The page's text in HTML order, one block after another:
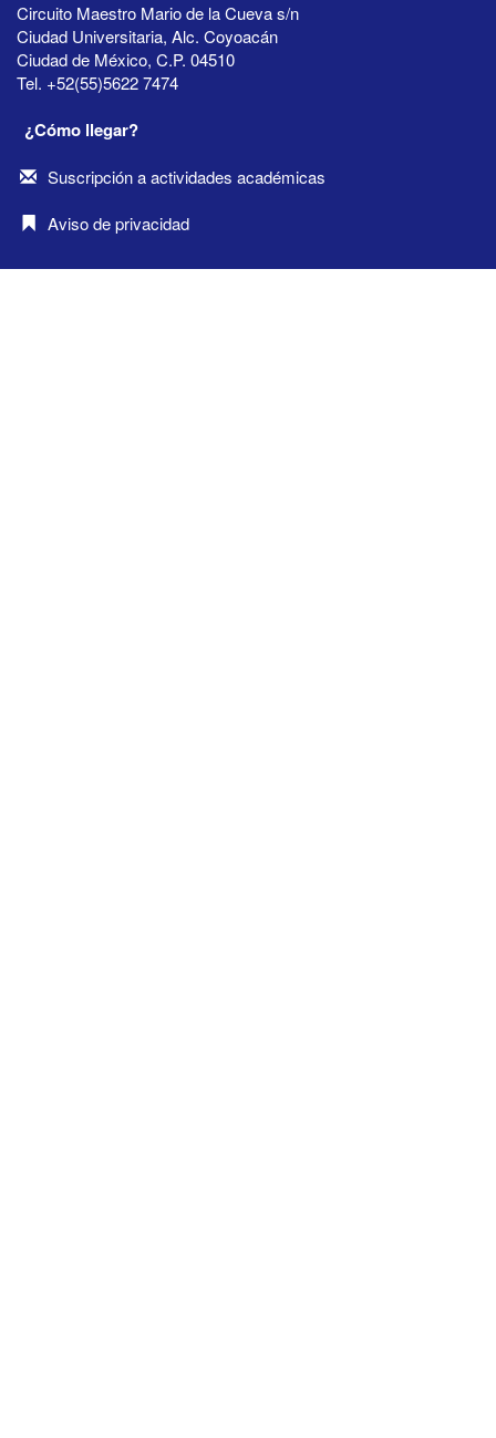
Circuito Maestro Mario de la Cueva s/n
Ciudad Universitaria, Alc. Coyoacán
Ciudad de México, C.P. 04510
Tel. +52(55)5622 7474
¿Cómo llegar?
Suscripción a actividades académicas
Aviso de privacidad